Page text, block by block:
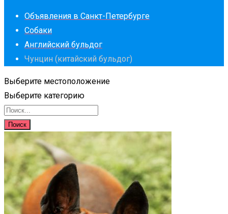
Объявления в Санкт-Петербурге
Собаки
Английский бульдог
Чунцин (китайский бульдог)
Выберите местоположение
Выберите категорию
Поиск